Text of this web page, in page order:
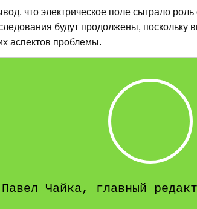
что электрическое поле сыграло
будут продолжены, поскольку
аспектов проблемы.
Чайка, главный